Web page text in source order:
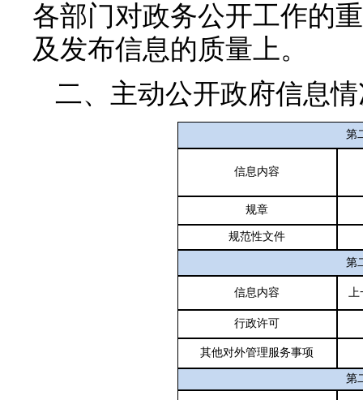
各部门对政务公开工作的
及发布信息的质量上。
二、主动公开政府信息
第
信息内容
规章
规范性文件
第
信息内容 上
行政许可
其他对外管理服务事项
第